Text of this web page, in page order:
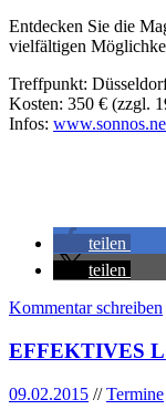
Entdecken Sie die
vielfältigen
Treffpunkt:
Kosten: 350 € (zzgl.
Infos:
teilen
teilen
Kommentar schreiben
EFFEKTIVES
09.02.2015 //Termine